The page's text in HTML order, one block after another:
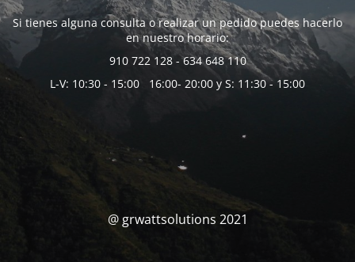
Si tienes alguna consulta o realizar un pedido puedes hacerlo
en nuestro horario:
910 722 128 - 634 648 110
L-V: 10:30 - 15:00 16:00- 20:00 y S: 11:30 - 15:00
@ grwattsolutions 2021